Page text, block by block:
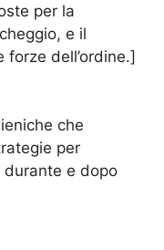
per la
e il
dell’ordine.]
che
per
durante e dopo